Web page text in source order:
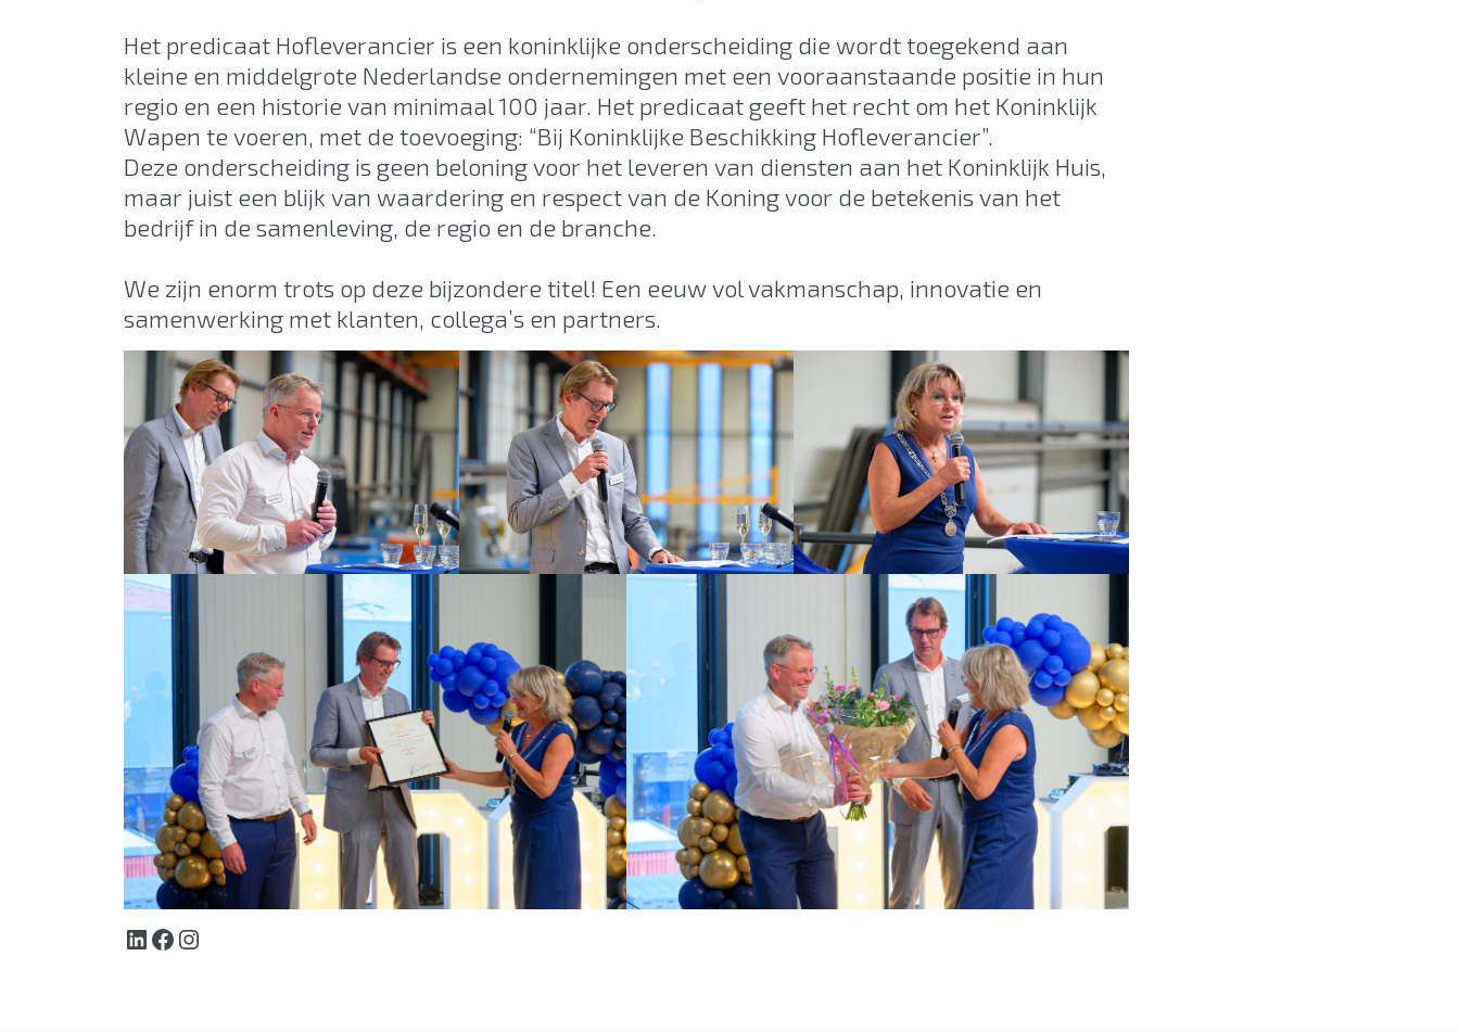
Het predicaat Hofleverancier is een koninklijke onderscheiding die wordt toegekend aan
kleine en middelgrote Nederlandse ondernemingen met een vooraanstaande positie in hun
regio en een historie van minimaal 100 jaar. Het predicaat geeft het recht om het Koninklijk
Wapen te voeren, met de toevoeging: “Bij Koninklijke Beschikking Hofleverancier”.
Deze onderscheiding is geen beloning voor het leveren van diensten aan het Koninklijk Huis,
maar juist een blijk van waardering en respect van de Koning voor de betekenis van het
bedrijf in de samenleving, de regio en de branche.
We zijn enorm trots op deze bijzondere titel! Een eeuw vol vakmanschap, innovatie en
samenwerking met klanten, collega’s en partners.
LinkedIn
Facebook
Instagram